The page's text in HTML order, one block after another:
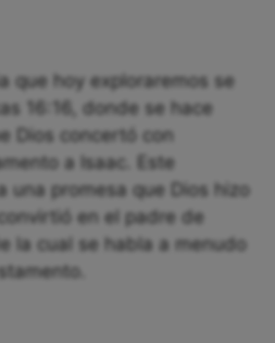
que hoy exploraremos se
16:16, donde se hace
Dios concertó con
a Isaac. Este
una promesa que Dios hizo
en el padre de
la cual se habla a menudo